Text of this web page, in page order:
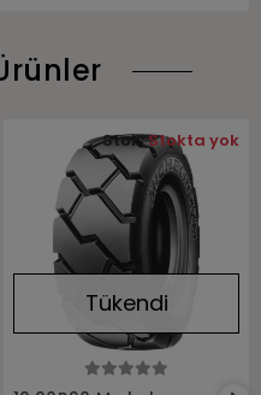
Tükendi
Stok:Stokta yok